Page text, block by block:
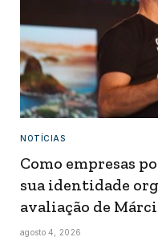
NOTÍCIAS
Como empresas
sua identidade
avaliação de
agosto 4, 2026